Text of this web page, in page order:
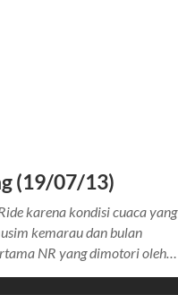
(19/07/13)
karena kondisi cuaca yang
kemarau dan bulan
NR yang dimotori oleh…